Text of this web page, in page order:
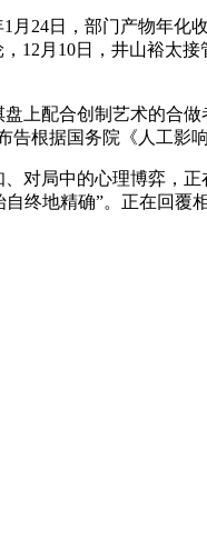
日，部门产物年化收
月10日，井山裕太接
配合创制艺术的合做
根据国务院《人工影
局中的心理博弈，正
终地精确”。正在回